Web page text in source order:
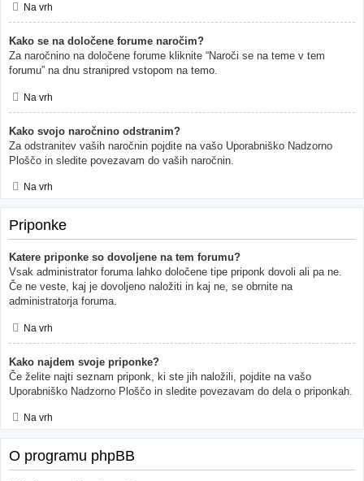
Na vrh
Kako se na določene forume naročim?
Za naročnino na določene forume kliknite “Naroči se na teme v tem
forumu” na dnu stranipred vstopom na temo.
Na vrh
Kako svojo naročnino odstranim?
Za odstranitev vaših naročnin pojdite na vašo Uporabniško Nadzorno
Ploščo in sledite povezavam do vaših naročnin.
Na vrh
Priponke
Katere priponke so dovoljene na tem forumu?
Vsak administrator foruma lahko določene tipe priponk dovoli ali pa ne.
Če ne veste, kaj je dovoljeno naložiti in kaj ne, se obrnite na
administratorja foruma.
Na vrh
Kako najdem svoje priponke?
Če želite najti seznam priponk, ki ste jih naložili, pojdite na vašo
Uporabniško Nadzorno Ploščo in sledite povezavam do dela o priponkah.
Na vrh
O programu phpBB